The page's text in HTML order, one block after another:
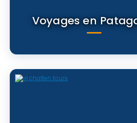
Voyages en